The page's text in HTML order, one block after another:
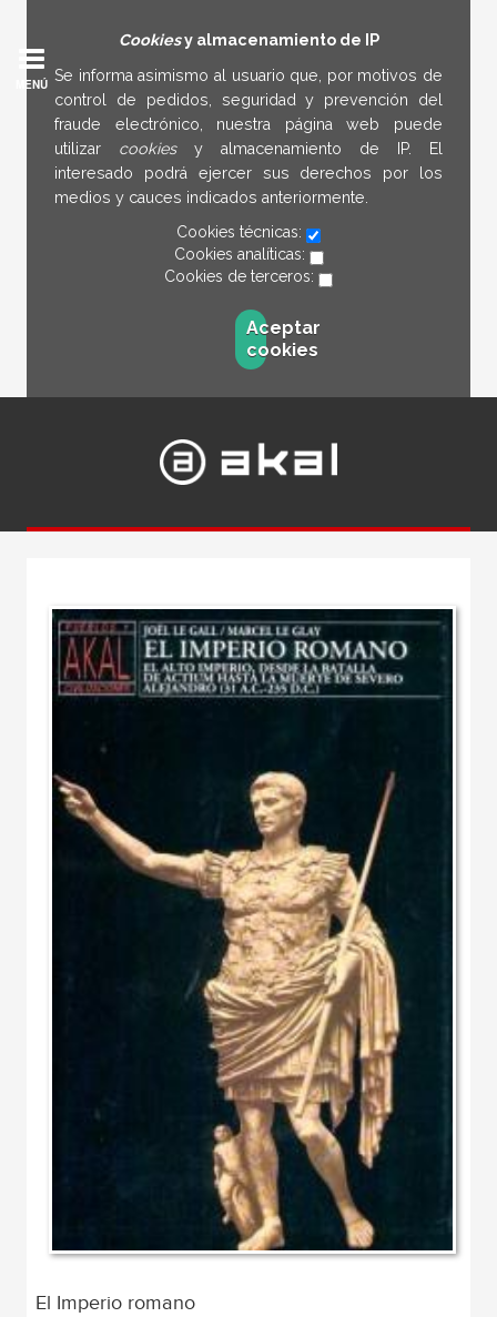
Cookiesy almacenamiento de IP
Se informa asimismo al usuario que, por motivos de
control de pedidos, seguridad y prevención del
fraude electrónico, nuestra página web puede
utilizar cookies y almacenamiento de IP. El
interesado podrá ejercer sus derechos por los
medios y cauces indicados anteriormente.
Cookies técnicas:
Cookies analíticas:
Cookies de terceros:
Aceptar
cookies
MENÚ
El Imperio romano